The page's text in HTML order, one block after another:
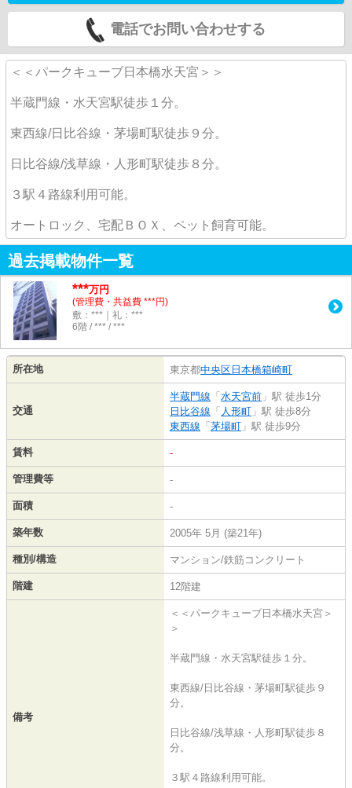
電話でお問い合わせする
＜＜パークキューブ日本橋水天宮＞＞
半蔵門線・水天宮駅徒歩１分。
東西線/日比谷線・茅場町駅徒歩９分。
日比谷線/浅草線・人形町駅徒歩８分。
３駅４路線利用可能。
オートロック、宅配ＢＯＸ、ペット飼育可能。
過去掲載物件一覧
***万円
(管理費・共益費 ***円)
敷：***｜礼：***
6階 / *** / ***
所在地 東京都中央区 日本橋箱崎町
交通
半蔵門線 「 水天宮前 」駅 徒歩1分
日比谷線 「 人形町 」駅 徒歩8分
東西線 「 茅場町 」駅 徒歩9分
賃料 -
管理費等 -
面積 -
築年数 2005年 5月 (築21年)
種別/構造 マンション/鉄筋コンクリート
階建 12階建
備考
＜＜パークキューブ日本橋水天宮＞
＞
半蔵門線・水天宮駅徒歩１分。
東西線/日比谷線・茅場町駅徒歩９
分。
日比谷線/浅草線・人形町駅徒歩８
分。
３駅４路線利用可能。